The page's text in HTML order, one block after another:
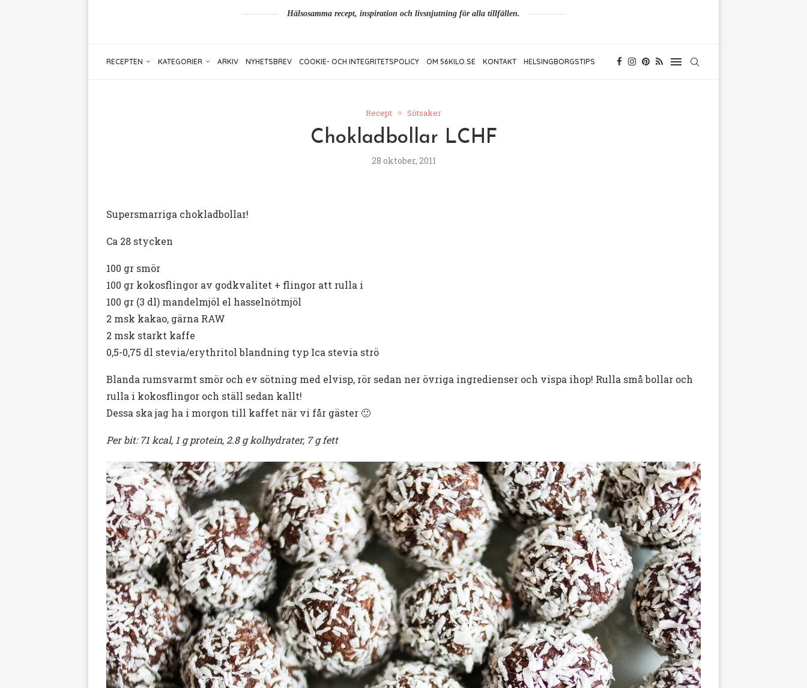
Hälsosamma recept, inspiration och livsnjutning för alla tillfällen.
RECEPTEN KATEGORIER ARKIV NYHETSBREV COOKIE- OCH INTEGRITETSPOLICY OM 56KILO.SE KONTAKT HELSINGBORGSTIPS
Recept Sötsaker
Chokladbollar LCHF
28 oktober, 2011
Supersmarriga chokladbollar!
Ca 28 stycken
100 gr smör
100 gr kokosflingor av godkvalitet + flingor att rulla i
100 gr (3 dl) mandelmjöl el hasselnötmjöl
2 msk kakao, gärna RAW
2 msk starkt kaffe
0,5-0,75 dl stevia/erythritol blandning typ Ica stevia strö
Blanda rumsvarmt smör och ev sötning med elvisp, rör sedan ner övriga ingredienser och vispa ihop! Rulla små bollar och
rulla i kokosflingor och ställ sedan kallt!
Dessa ska jag ha i morgon till kaffet när vi får gäster 🙂
Per bit: 71 kcal, 1 g protein, 2.8 g kolhydrater, 7 g fett